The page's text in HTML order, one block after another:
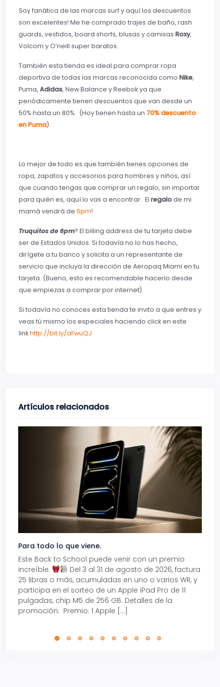
Soy fanática de las marcas surf y aquí los descuentos
son excelentes! Me he comprado trajes de baño, rash
guards, vestidos, board shorts, blusas y camisas Roxy,
Volcom y O’neill super baratos.
También esta tienda es ideal para comprar ropa
deportiva de todas las marcas reconocida como Nike,
Puma, Adidas, New Balance y Reebok ya que
periódicamente tienen descuentos que van desde un
50% hasta un 80%. (Hoy tienen hasta un 70% descuento
en Puma).
Lo mejor de todo es que también tienes opciones de
ropa, zapatos y accesorios para hombres y niños, así
que cuando tengas que comprar un regalo, sin importar
para quién es, aquí lo vas a encontrar. El regalode mi
mamá vendrá de 6pm!
Truquitos de 6pm? El billing address de tu tarjeta debe
ser de Estados Unidos. Si todavía no lo has hecho,
dirígete a tu banco y solicita a un representante de
servicio que incluya la dirección de Aeropaq Miami en tu
tarjeta. (Bueno, esto es recomendable hacerlo desde
que empiezas a comprar por internet).
Si todavía no conoces esta tienda te invito a que entres y
veas tú mismo los especiales haciendo click en este
linkhttp://bit.ly/aFwuQJ
Artículos relacionados
Para todo lo que viene.
Este Back to School puede venir con un premio
increíble.
Del 3 al 31 de agosto de 2026, factura
25 libras o más, acumuladas en uno o varios WR, y
participa en el sorteo de un Apple iPad Pro de 11
pulgadas, chip M5 de 256 GB. Detalles de la
promoción: Premio: 1 Apple […]